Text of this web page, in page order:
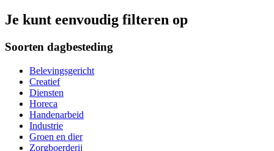
Je kunt eenvoudig filteren op
Soorten dagbesteding
Belevingsgericht
Creatief
Diensten
Horeca
Handenarbeid
Industrie
Groen en dier
Zorgboerderij